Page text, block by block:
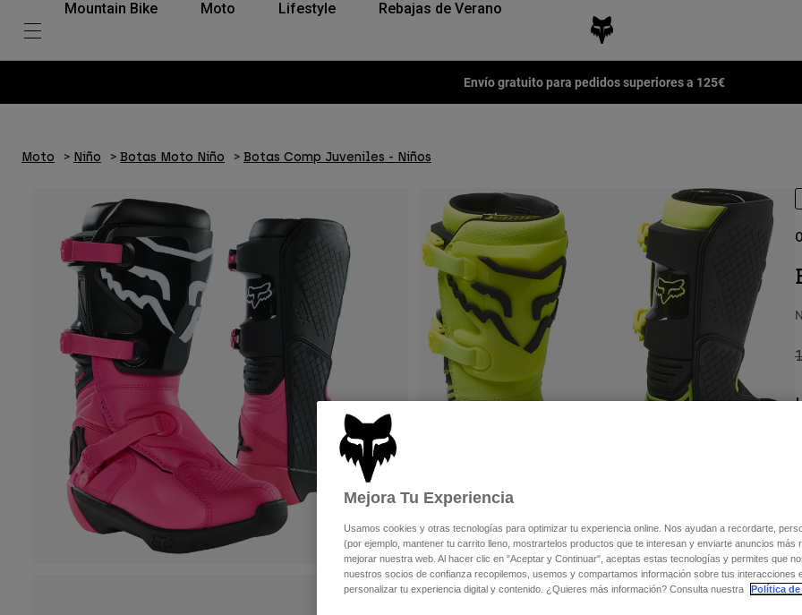
Mountain Bike Moto Lifestyle Rebajas de Verano
Envío gratuito para pedidos superiores a 125€
Moto Niño Botas Moto Niño Botas Comp Juveniles - Niños
Mejora Tu Experiencia
Usamos cookies y otras tecnologías para optimizar tu experiencia online. Nos ayudan a recordarte,
(por ejemplo, mantener tu carrito lleno, mostrartelos productos que te interesan y enviarte anuncios más
mejorar nuestra web. Al hacer clic en "Aceptar y Continuar", aceptas estas tecnologías y permites que
nuestros socios de confianza recopilemos, usemos y compartamos información sobre tus interacciones
personalizar tu experiencia digital y contenido. ¿Quieres más información? Consulta nuestra
Política